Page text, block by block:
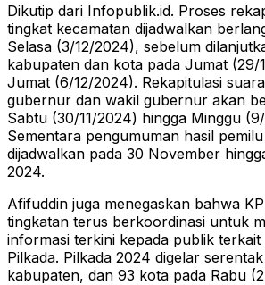
Dikutip dari Infopublik.id. Proses
tingkat kecamatan dijadwalkan
Selasa (3/12/2024), sebelum
kabupaten dan kota pada Jumat (29/
Jumat (6/12/2024). Rekapitulasi
gubernur dan wakil gubernur akan
Sabtu (30/11/2024) hingga Minggu
Sementara pengumuman hasil
dijadwalkan pada 30 November
2024.
Afifuddin juga menegaskan bahwa
tingkatan terus berkoordinasi untuk
informasi terkini kepada publik
Pilkada. Pilkada 2024 digelar
kabupaten, dan 93 kota pada Rabu